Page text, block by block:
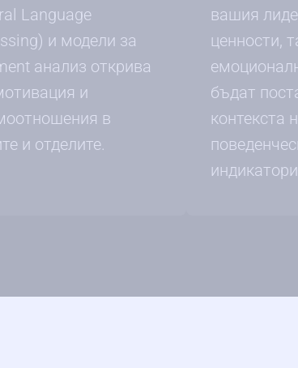
Language
и модели за
анализ открива
и
в
и отделите.
вашия
ценности,
бъдат
контекста